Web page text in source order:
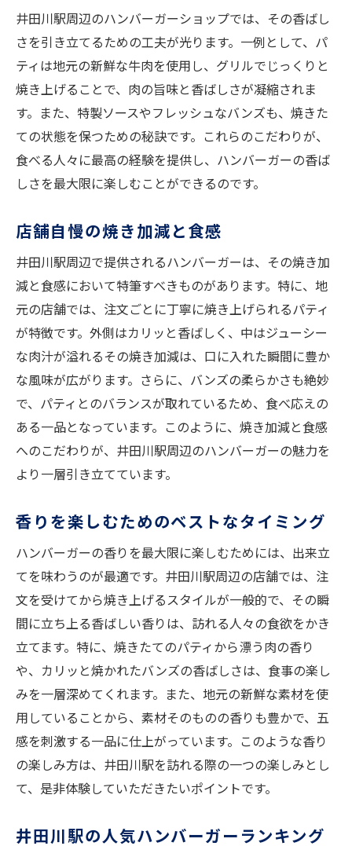
井田川駅周辺のハンバーガーショップでは、その香ばし
さを引き立てるための工夫が光ります。一例として、パ
ティは地元の新鮮な牛肉を使用し、グリルでじっくりと
焼き上げることで、肉の旨味と香ばしさが凝縮されま
す。また、特製ソースやフレッシュなバンズも、焼きた
ての状態を保つための秘訣です。これらのこだわりが、
食べる人々に最高の経験を提供し、ハンバーガーの香ば
しさを最大限に楽しむことができるのです。
店舗自慢の焼き加減と食感
井田川駅周辺で提供されるハンバーガーは、その焼き加
減と食感において特筆すべきものがあります。特に、地
元の店舗では、注文ごとに丁寧に焼き上げられるパティ
が特徴です。外側はカリッと香ばしく、中はジューシー
な肉汁が溢れるその焼き加減は、口に入れた瞬間に豊か
な風味が広がります。さらに、バンズの柔らかさも絶妙
で、パティとのバランスが取れているため、食べ応えの
ある一品となっています。このように、焼き加減と食感
へのこだわりが、井田川駅周辺のハンバーガーの魅力を
より一層引き立てています。
香りを楽しむためのベストなタイミング
ハンバーガーの香りを最大限に楽しむためには、出来立
てを味わうのが最適です。井田川駅周辺の店舗では、注
文を受けてから焼き上げるスタイルが一般的で、その瞬
間に立ち上る香ばしい香りは、訪れる人々の食欲をかき
立てます。特に、焼きたてのパティから漂う肉の香り
や、カリッと焼かれたバンズの香ばしさは、食事の楽し
みを一層深めてくれます。また、地元の新鮮な素材を使
用していることから、素材そのものの香りも豊かで、五
感を刺激する一品に仕上がっています。このような香り
の楽しみ方は、井田川駅を訪れる際の一つの楽しみとし
て、是非体験していただきたいポイントです。
井田川駅の人気ハンバーガーランキング